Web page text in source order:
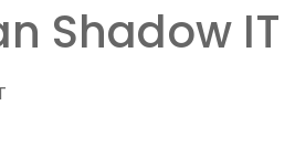
Shadow IT